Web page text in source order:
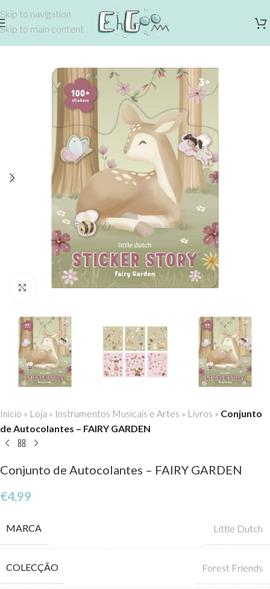
Skip to navigation
Skip to main content
Click to enlarge
Início » Loja » Instrumentos Musicais e Artes » Livros » Conjunto
de Autocolantes – FAIRY GARDEN
Conjunto de Autocolantes – FAIRY GARDEN
€4,99
MARCA Little Dutch
COLECÇÃO Forest Friends